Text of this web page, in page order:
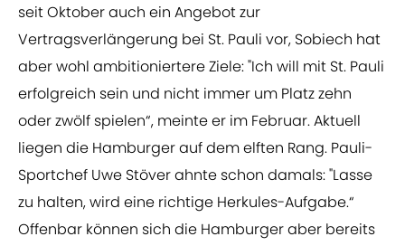
seit Oktober auch ein Angebot zur
Vertragsverlängerung bei St. Pauli vor, Sobiech hat
aber wohl ambitioniertere Ziele: "Ich will mit St. Pauli
er­folg­reich sein und nicht immer um Platz zehn
oder zwölf spie­len“, meinte er im Februar. Aktuell
liegen die Hamburger auf dem elften Rang. Pauli-
Sportchef Uwe Stöver ahnte schon damals: "Lasse
zu halten, wird eine richtige Herkules-Aufgabe.“
Offenbar können sich die Hamburger aber bereits